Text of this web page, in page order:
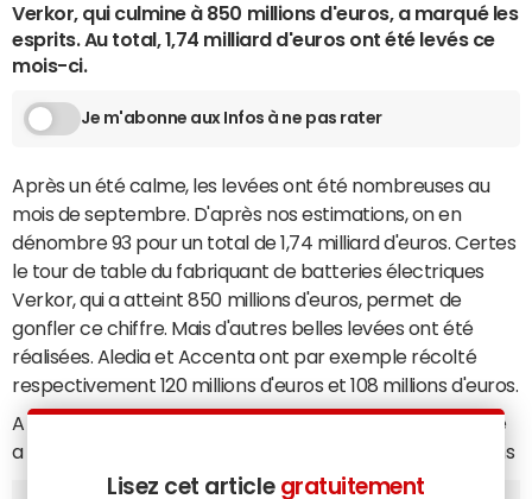
Verkor, qui culmine à 850 millions d'euros, a marqué les
esprits. Au total, 1,74 milliard d'euros ont été levés ce
mois-ci.
Je m'abonne aux Infos à ne pas rater
Après un été calme, les levées ont été nombreuses au
mois de septembre. D'après nos estimations, on en
dénombre 93 pour un total de 1,74 milliard d'euros. Certes
le tour de table du fabriquant de batteries électriques
Verkor, qui a atteint 850 millions d'euros, permet de
gonfler ce chiffre. Mais d'autres belles levées ont été
réalisées. Aledia et Accenta ont par exemple récolté
respectivement 120 millions d'euros et 108 millions d'euros.
A l'image de ces deux entreprises, le secteur de l'énergie
a été là la fête. Avec six opérations, il s'élève à 253 millions
d'euros. La medtech n'est pas en reste avec
Lisez cet article gratuitement